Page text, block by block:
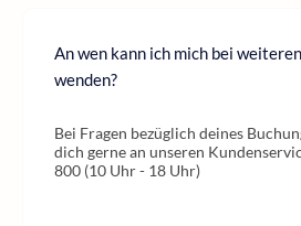
An wen kann ich mich bei
wenden?
Bei Fragen bezüglich deines
dich gerne an unseren
800 (10 Uhr - 18 Uhr)